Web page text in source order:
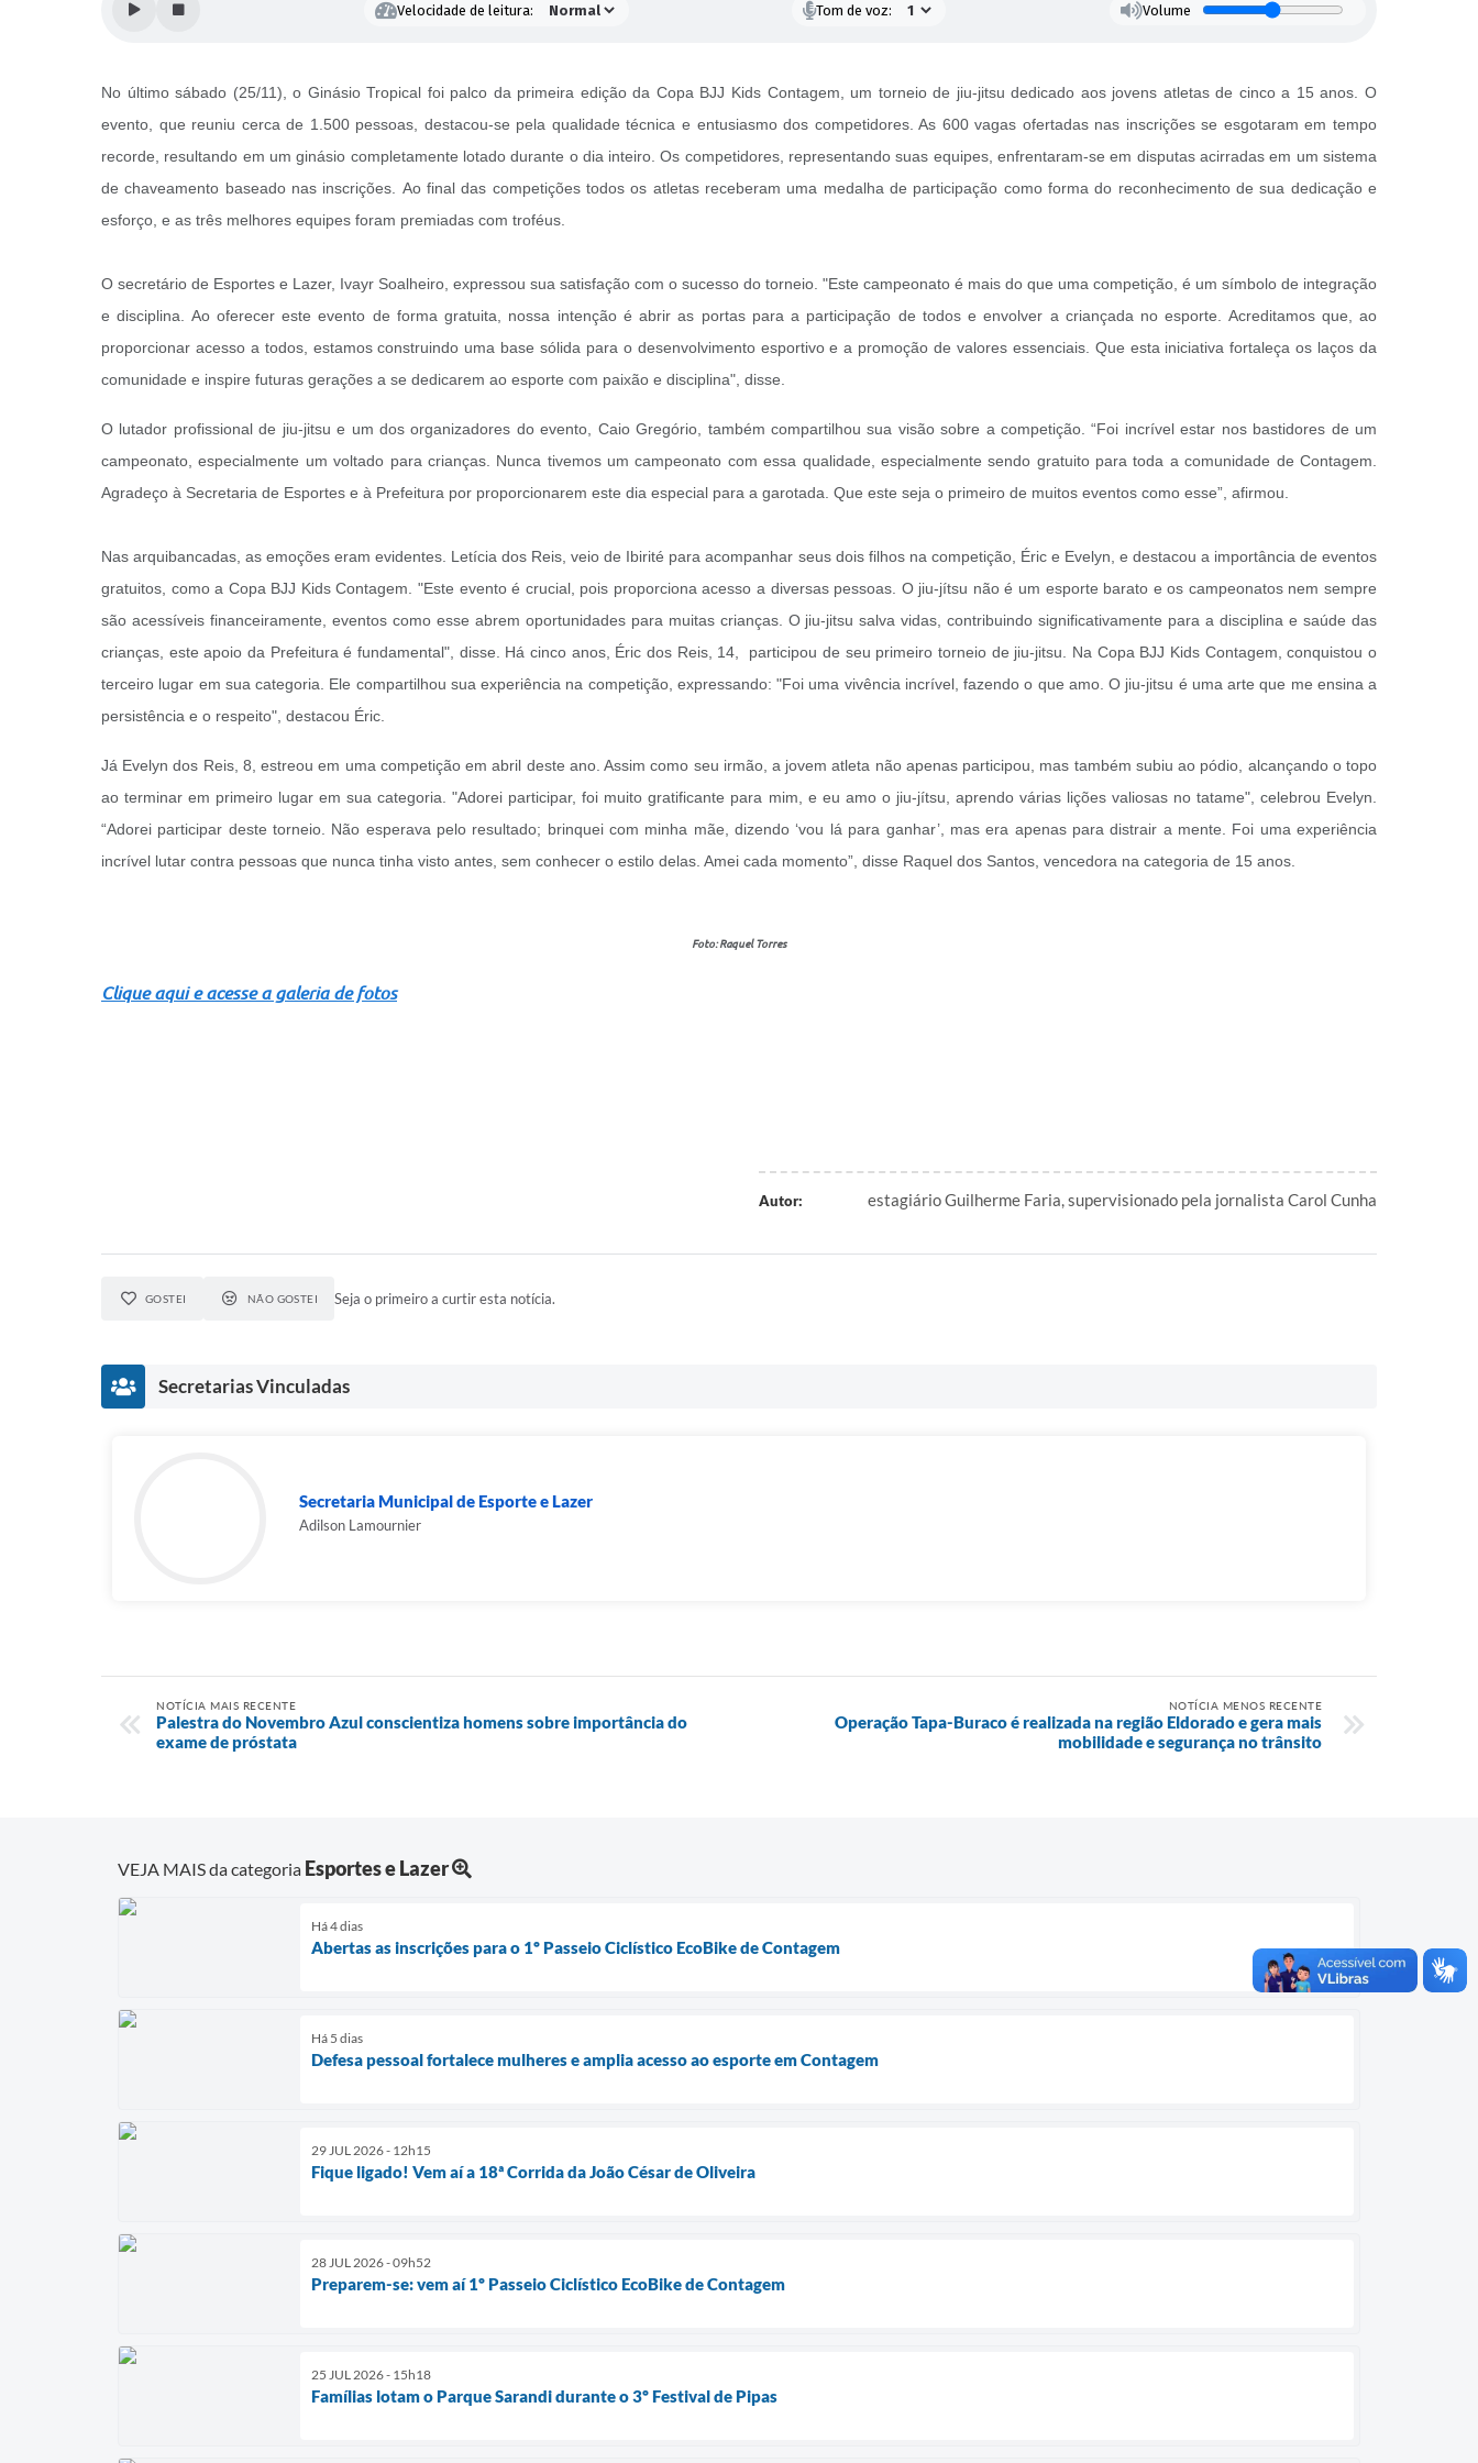
Velocidade de leitura: Tom de voz: Volume
No último sábado (25/11), o Ginásio Tropical foi palco da primeira edição da Copa BJJ Kids Contagem, um torneio de jiu-jitsu dedicado aos jovens atletas de cinco a 15 anos. O
evento, que reuniu cerca de 1.500 pessoas, destacou-se pela qualidade técnica e entusiasmo dos competidores. As 600 vagas ofertadas nas inscrições se esgotaram em tempo
recorde, resultando em um ginásio completamente lotado durante o dia inteiro. Os competidores, representando suas equipes, enfrentaram-se em disputas acirradas em um sistema
de chaveamento baseado nas inscrições. Ao final das competições todos os atletas receberam uma medalha de participação como forma do reconhecimento de sua dedicação e
esforço, e as três melhores equipes foram premiadas com troféus.
O secretário de Esportes e Lazer, Ivayr Soalheiro, expressou sua satisfação com o sucesso do torneio. "Este campeonato é mais do que uma competição, é um símbolo de integração
e disciplina. Ao oferecer este evento de forma gratuita, nossa intenção é abrir as portas para a participação de todos e envolver a criançada no esporte. Acreditamos que, ao
proporcionar acesso a todos, estamos construindo uma base sólida para o desenvolvimento esportivo e a promoção de valores essenciais. Que esta iniciativa fortaleça os laços da
comunidade e inspire futuras gerações a se dedicarem ao esporte com paixão e disciplina", disse.
O lutador profissional de jiu-jitsu e um dos organizadores do evento, Caio Gregório, também compartilhou sua visão sobre a competição. “Foi incrível estar nos bastidores de um
campeonato, especialmente um voltado para crianças. Nunca tivemos um campeonato com essa qualidade, especialmente sendo gratuito para toda a comunidade de Contagem.
Agradeço à Secretaria de Esportes e à Prefeitura por proporcionarem este dia especial para a garotada. Que este seja o primeiro de muitos eventos como esse”, afirmou.
Nas arquibancadas, as emoções eram evidentes. Letícia dos Reis, veio de Ibirité para acompanhar seus dois filhos na competição, Éric e Evelyn, e destacou a importância de eventos
gratuitos, como a Copa BJJ Kids Contagem. "Este evento é crucial, pois proporciona acesso a diversas pessoas. O jiu-jítsu não é um esporte barato e os campeonatos nem sempre
são acessíveis financeiramente, eventos como esse abrem oportunidades para muitas crianças. O jiu-jitsu salva vidas, contribuindo significativamente para a disciplina e saúde das
crianças, este apoio da Prefeitura é fundamental", disse. Há cinco anos, Éric dos Reis, 14, participou de seu primeiro torneio de jiu-jitsu. Na Copa BJJ Kids Contagem, conquistou o
terceiro lugar em sua categoria. Ele compartilhou sua experiência na competição, expressando: "Foi uma vivência incrível, fazendo o que amo. O jiu-jitsu é uma arte que me ensina a
persistência e o respeito", destacou Éric.
Já Evelyn dos Reis, 8, estreou em uma competição em abril deste ano. Assim como seu irmão, a jovem atleta não apenas participou, mas também subiu ao pódio, alcançando o topo
ao terminar em primeiro lugar em sua categoria. "Adorei participar, foi muito gratificante para mim, e eu amo o jiu-jítsu, aprendo várias lições valiosas no tatame", celebrou Evelyn.
“Adorei participar deste torneio. Não esperava pelo resultado; brinquei com minha mãe, dizendo ‘vou lá para ganhar’, mas era apenas para distrair a mente. Foi uma experiência
incrível lutar contra pessoas que nunca tinha visto antes, sem conhecer o estilo delas. Amei cada momento”, disse Raquel dos Santos, vencedora na categoria de 15 anos.
Foto: Raquel Torres
Clique aqui e acesse a galeria de fotos
Autor: estagiário Guilherme Faria, supervisionado pela jornalista Carol Cunha
GOSTEI NÃO GOSTEI Seja o primeiro a curtir esta notícia.
Secretarias Vinculadas
Secretaria Municipal de Esporte e Lazer
Adilson Lamournier
NOTÍCIA MAIS RECENTE
Palestra do Novembro Azul conscientiza homens sobre importância do
exame de próstata
NOTÍCIA MENOS RECENTE
Operação Tapa-Buraco é realizada na região Eldorado e gera mais
mobilidade e segurança no trânsito
VEJA MAIS da categoria Esportes e Lazer
Há 4 dias
Abertas as inscrições para o 1º Passeio Ciclístico EcoBike de Contagem
Há 5 dias
Defesa pessoal fortalece mulheres e amplia acesso ao esporte em Contagem
29 JUL 2026 - 12h15
Fique ligado! Vem aí a 18ª Corrida da João César de Oliveira
28 JUL 2026 - 09h52
Preparem-se: vem aí 1º Passeio Ciclístico EcoBike de Contagem
25 JUL 2026 - 15h18
Famílias lotam o Parque Sarandi durante o 3º Festival de Pipas